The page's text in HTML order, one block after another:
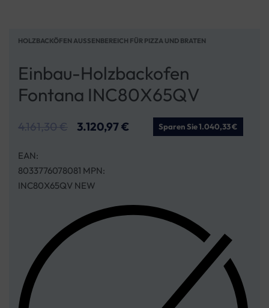
HOLZBACKÖFEN AUSSENBEREICH FÜR PIZZA UND BRATEN
Einbau-Holzbackofen
Fontana INC80X65QV
4.161,30€ 3.120,97€ Sparen Sie 1.040,33 €
EAN:
8033776078081 MPN:
INC80X65QV NEW